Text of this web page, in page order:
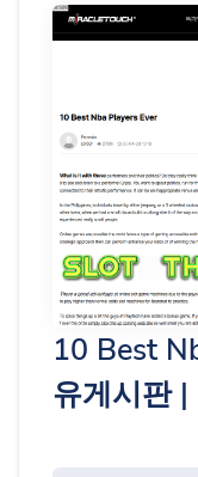
10 Best
유게시판 |